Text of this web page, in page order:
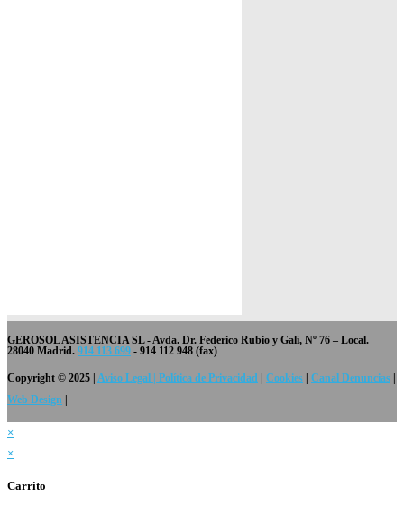
GEROSOL ASISTENCIA SL- Avda. Dr. Federico Rubio y Galí, Nº 76 – Local.
28040 Madrid. 914 113 699 - 914 112 948 (fax)
Copyright © 2025 | Aviso Legal | Política de Privacidad Cookies Canal Denuncias
Web Design
×
×
Carrito